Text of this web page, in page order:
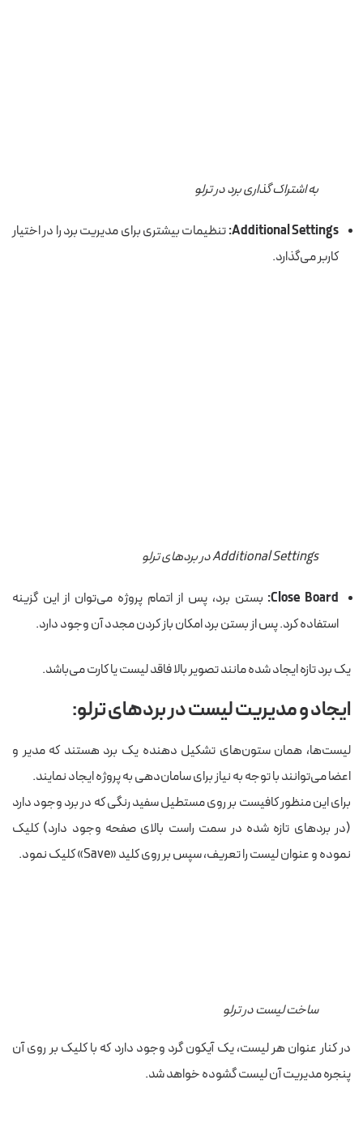
به اشتراک گذاری برد در ترلو
Additional Settings: تنظیمات بیشتری برای مدیریت برد را در اختیار
کاربر می‌گذارد.
Additional Settings در بردهای ترلو
Close Board: بستن برد، پس از اتمام پروژه می‌توان از این گزینه
استفاده کرد. پس از بستن برد امکان باز کردن مجدد آن وجود دارد.
یک برد تازه ایجاد شده مانند تصویر بالا فاقد لیست یا کارت می‌باشد.
ایجاد و مدیریت لیست در بردهای ترلو:
لیست‌ها، همان ستون‌های تشکیل دهنده یک برد هستند که مدیر و
اعضا می‌توانند با توجه به نیاز برای سامان‌دهی به پروژه ایجاد نمایند.
برای این منظور کافیست بر روی مستطیل سفید رنگی که در برد وجود دارد
(در برد‌های تازه شده در سمت راست بالای صفحه وجود دارد) کلیک
نموده و عنوان لیست را تعریف، سپس بر روی کلید «Save»‌ کلیک نمود.
ساخت لیست‌ در ترلو
در کنار عنوان هر لیست، یک آیکون گرد وجود دارد که با کلیک بر روی آن
پنجره مدیریت آن لیست گشوده خواهد شد.